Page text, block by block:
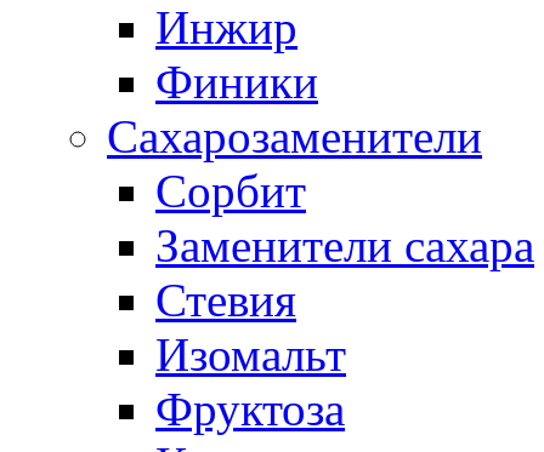
Инжир
Финики
Сахарозаменители
Сорбит
Заменители сахара
Стевия
Изомальт
Фруктоза